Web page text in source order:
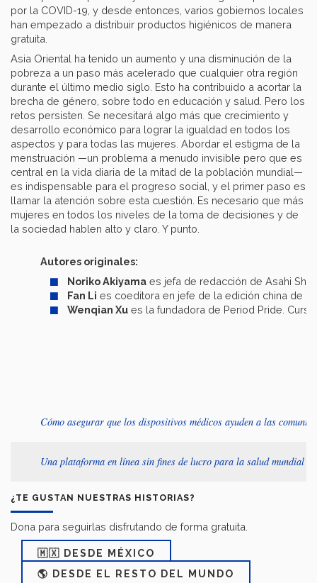
por la COVID-19, y desde entonces, varios gobiernos locales
han empezado a distribuir productos higiénicos de manera
gratuita.
Asia Oriental ha tenido un aumento y una disminución de la
pobreza a un paso más acelerado que cualquier otra región
durante el último medio siglo. Esto ha contribuido a acortar la
brecha de género, sobre todo en educación y salud. Pero los
retos persisten. Se necesitará algo más que crecimiento y
desarrollo económico para lograr la igualdad en todos los
aspectos y para todas las mujeres. Abordar el estigma de la
menstruación —un problema a menudo invisible pero que es
central en la vida diaria de la mitad de la población mundial—
es indispensable para el progreso social, y el primer paso es
llamar la atención sobre esta cuestión. Es necesario que más
mujeres en todos los niveles de la toma de decisiones y de
la sociedad hablen alto y claro. Y punto.
Autores originales:
Noriko Akiyama es jefa de redacción de Asahi
Fan Li es coeditora en jefe de la edición china de
Wenqian Xu es la fundadora de Period Pride.
Cómo asegurar que los dispositivos médicos ayuden a las
Una plataforma en línea sin fines de lucro para la salud mundial
¿TE GUSTAN NUESTRAS HISTORIAS?
Dona para seguirlas disfrutando de forma gratuita.
🇲🇽 DESDE MÉXICO
🌎 DESDE EL RESTO DEL MUNDO